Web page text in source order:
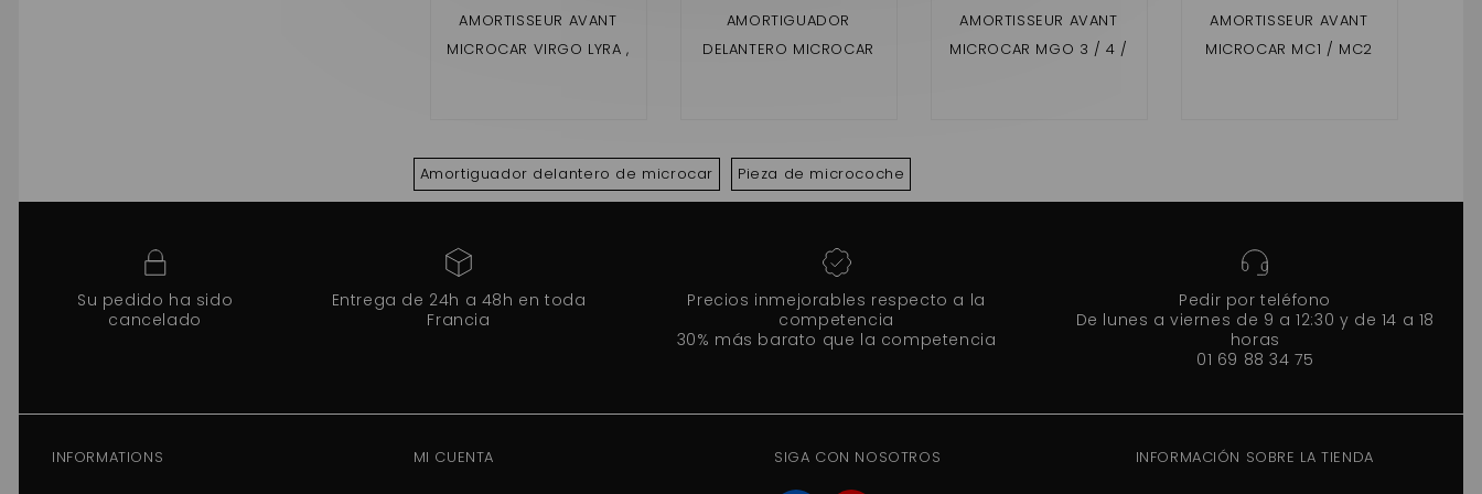
AMORTISSEUR AVANT
MICROCAR VIRGO LYRA ,
AMORTIGUADOR
DELANTERO MICROCAR
AMORTISSEUR AVANT
MICROCAR MGO 3 / 4 /
AMORTISSEUR AVANT
MICROCAR MC1 / MC2
Amortiguador delantero de microcar Pieza de microcoche
Su pedido ha sido
cancelado
Entrega de 24h a 48h en toda
Francia
Precios inmejorables respecto a la
competencia
30% más barato que la competencia
Pedir por teléfono
De lunes a viernes de 9 a 12:30 y de 14 a 18
horas
01 69 88 34 75
INFORMATIONS MI CUENTA SIGA CON NOSOTROS INFORMACIÓN SOBRE LA TIENDA